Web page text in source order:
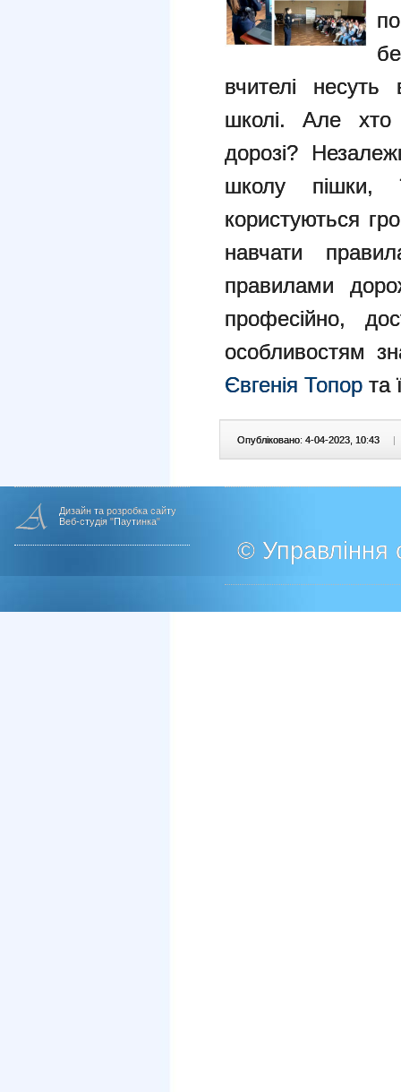
вчителі несуть
школі. Але
дорозі?
школу пішки,
користуються
навчати
правилами
професійно,
особливостям
Євгенія Топор та
Опубліковано: 4-04-2023, 10:43 |
Дизайн та розробка сайту
Веб-студія "Паутинка"
© Управління